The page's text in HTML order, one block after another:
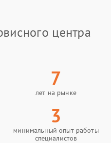
центра
7
лет на рынке
3
минимальный опыт работы
специалистов